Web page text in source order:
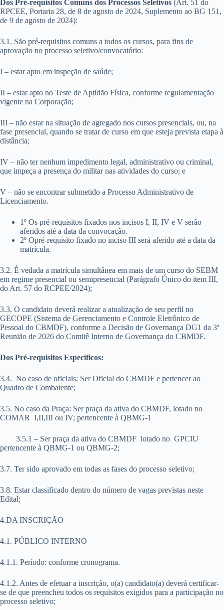
Dos Pré-requisitos Comuns dos Processos Seletivos (Art. 51 do
RPCEE, Portaria 28, de 8 de agosto de 2024, Suplemento ao BG 151,
de 9 de agosto de 2024):
3.1. São pré-requisitos comuns a todos os cursos, para fins de
aprovação no processo seletivo/convocatório:
I – estar apto em inspeção de saúde;
II – estar apto no Teste de Aptidão Física, conforme regulamentação
vigente na Corporação;
III – não estar na situação de agregado nos cursos presenciais, ou, na
fase presencial, quando se tratar de curso em que esteja prevista etapa à
distância;
IV – não ter nenhum impedimento legal, administrativo ou criminal,
que impeça a presença do militar nas atividades do curso; e
V – não se encontrar submetido a Processo Administrativo de
Licenciamento.
1º Os pré-requisitos fixados nos incisos I, II, IV e V serão
aferidos até a data da convocação.
2º Opré-requisito fixado no inciso III será aferido até a data da
matrícula.
3.2. É vedada a matrícula simultânea em mais de um curso do SEBM
em regime presencial ou semipresencial (Parágrafo Único do item III,
do Art. 57 do RCPEE/2024);
3.3. O candidato deverá realizar a atualização de seu perfil no
GECOPE (Sistema de Gerenciamento e Controle Eletrônico de
Pessoal do CBMDF), conforme a Decisão de Governança DG1 da 3ª
Reunião de 2026 do Comitê Interno de Governança do CBMDF.
Dos Pré-requisitos Específicos:
3.4. No caso de oficiais: Ser Oficial do CBMDF e pertencer ao
Quadro de Combatente;
3.5. No caso da Praça: Ser praça da ativa do CBMDF, lotado no
COMAR I,II,III ou IV; pertencente à QBMG-1
3.5.1 – Ser praça da ativa do CBMDF lotado no GPCIU
pertencente à QBMG-1 ou QBMG-2;
3.7. Ter sido aprovado em todas as fases do processo seletivo;
3.8. Estar classificado dentro do número de vagas previstas neste
Edital;
4.DA INSCRIÇÃO
4.1. PÚBLICO INTERNO
4.1.1. Período: conforme cronograma.
4.1.2. Antes de efetuar a inscrição, o(a) candidato(a) deverá certificar-
se de que preencheu todos os requisitos exigidos para a participação no
processo seletivo;